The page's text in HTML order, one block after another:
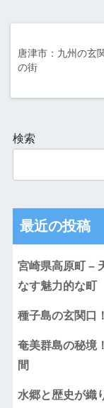
唐津市：九州の玄
の街
検索
最近の投稿
宮崎県高原町 –
なす魅力的な町
種子島の玄関口
奄美群島の秘境
間
水郷と歴史が織